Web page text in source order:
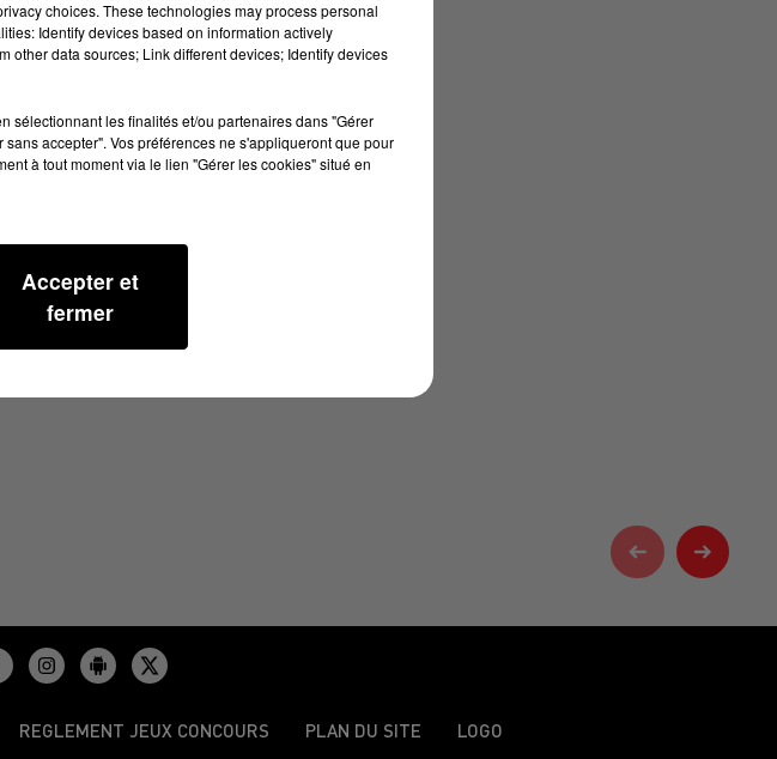
REGLEMENT JEUX CONCOURS PLAN DU SITE LOGO
choices. These technologies may process personal
Identify devices based on information actively
other data sources; Link different devices; Identify devices
sélectionnant les finalités et/ou partenaires dans "Gérer
accepter". Vos préférences ne s'appliqueront que pour
à tout moment via le lien "Gérer les cookies" situé en
Accepter et
fermer